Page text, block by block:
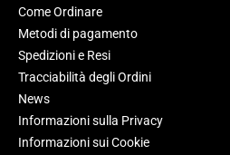
Come Ordinare
Metodi di pagamento
Spedizioni e Resi
Tracciabilità degli Ordini
News
Informazioni sulla Privacy
Informazioni sui Cookie